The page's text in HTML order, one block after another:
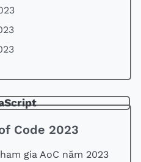
Code 2023
gia AoC năm 2023